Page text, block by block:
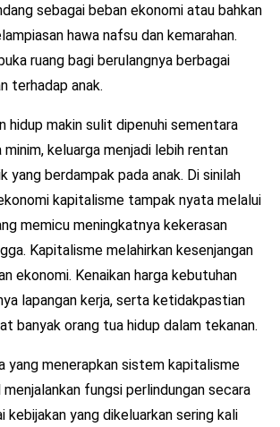
sebagai beban ekonomi atau bahkan
hawa nafsu dan kemarahan.
ruang bagi berulangnya berbagai
terhadap anak.
hidup makin sulit dipenuhi sementara
minim, keluarga menjadi lebih rentan
yang berdampak pada anak. Di sinilah
kapitalisme tampak nyata melalui
memicu meningkatnya kekerasan
Kapitalisme melahirkan kesenjangan
ekonomi. Kenaikan harga kebutuhan
lapangan kerja, serta ketidakpastian
banyak orang tua hidup dalam tekanan.
yang menerapkan sistem kapitalisme
fungsi perlindungan secara
kebijakan yang dikeluarkan sering kali